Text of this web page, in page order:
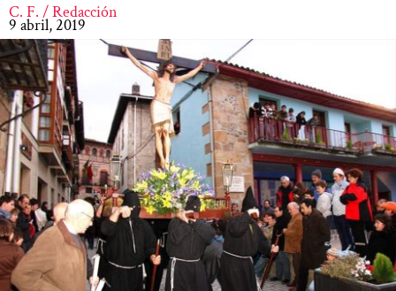
C. F. / Redacción
9 abril, 2019